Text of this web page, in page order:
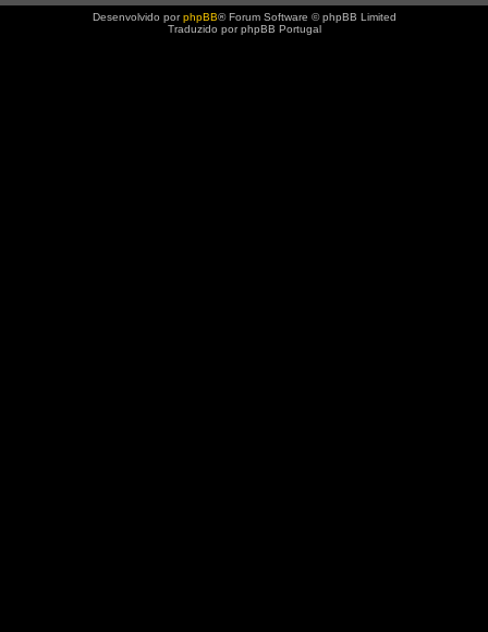
Desenvolvido porphpBB® Forum Software © phpBB Limited
Traduzido por phpBB Portugal